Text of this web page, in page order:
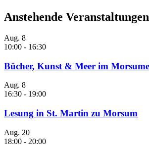
Anstehende Veranstaltungen
Aug. 8
10:00 - 16:30
Bücher, Kunst & Meer im
Aug. 8
16:30 - 19:00
Lesung in St. Martin zu Morsum
Aug. 20
18:00 - 20:00